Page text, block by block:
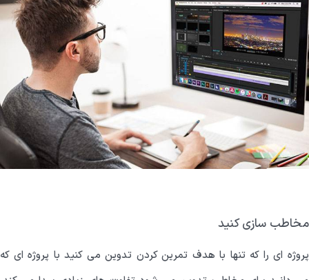
مخاطب سازی کنید
پروژه ای را که تنها با هدف تمرین کردن تدوین می کنید با پروژه ای که